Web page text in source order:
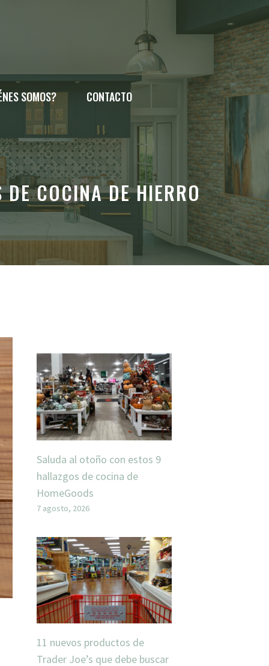
SOMOS? CONTACTO
DE COCINA DE HIERRO
Saluda al otoño con estos 9
hallazgos de cocina de
HomeGoods
7 agosto, 2026
11 nuevos productos de
Trader Joe’s que debe buscar